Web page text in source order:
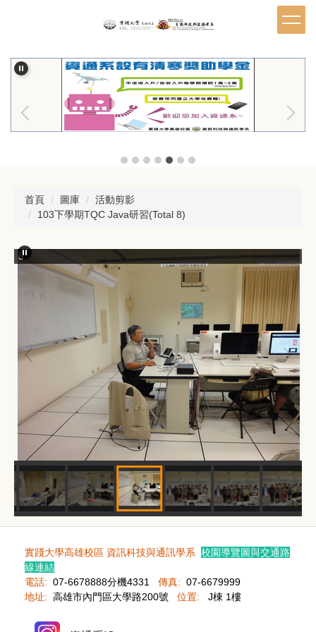
內
首頁 圖庫
活動剪影
103下學期TQC Java研習(Total 8)
5
實踐大學高雄校區 資訊科技與通訊學系 校園導覽圖與交通路
線連結
電話: 07-6678888分機4331 傳真: 07-6679999
地址: 高雄市內門區大學路200號 位置: J棟 1樓